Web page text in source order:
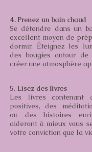
4. Prenez un bain chaud
Se détendre dans un
excellent moyen de
dormir. Éteignez les
des bougies autour
créer une atmosphère
5. Lisez des livres
Les livres contenant
positives, des
ou des histoires
aideront à mieux vous
votre conviction que la